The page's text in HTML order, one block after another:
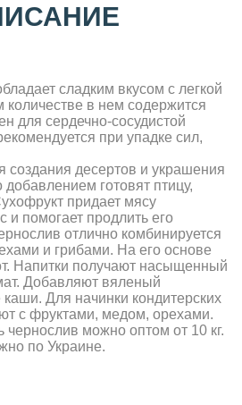
сладким вкусом с легкой
в нем содержится
для сердечно-сосудистой
при упадке сил,
создания десертов и украшения
готовят птицу,
придает мясу
и помогает продлить его
отлично комбинируется
и грибами. На его основе
Напитки получают насыщенный
Добавляют вяленый
Для начинки кондитерских
с фруктами, медом, орехами.
чернослив можно оптом от 10 кг.
по Украине.